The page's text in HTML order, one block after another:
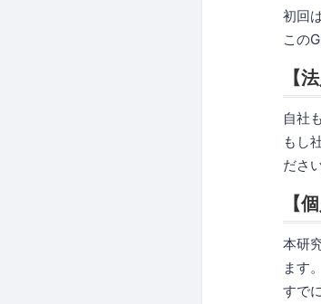
初回
この
【
自社
もし
ださい
【
本研
ます。
すで